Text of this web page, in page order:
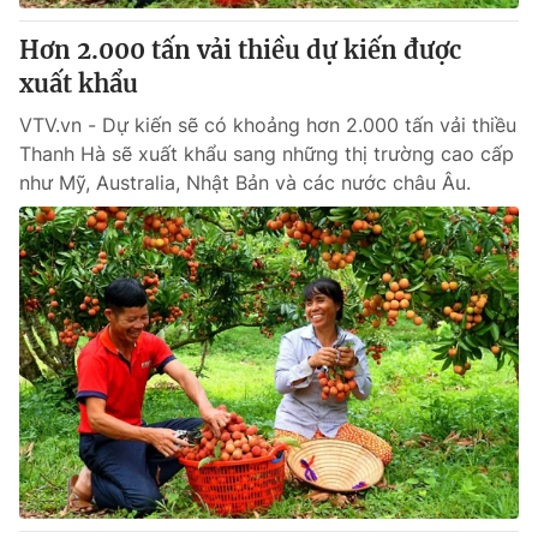
Hơn 2.000 tấn vải thiều dự kiến được
xuất khẩu
VTV.vn - Dự kiến sẽ có khoảng hơn 2.000 tấn vải thiều
Thanh Hà sẽ xuất khẩu sang những thị trường cao cấp
như Mỹ, Australia, Nhật Bản và các nước châu Âu.